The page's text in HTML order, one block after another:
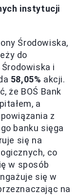
instytucji
Środowiska,
do
i
58,05% akcji.
że BOŚ Bank
a
z
banku sięga
się na
co
w sposób
się w
na